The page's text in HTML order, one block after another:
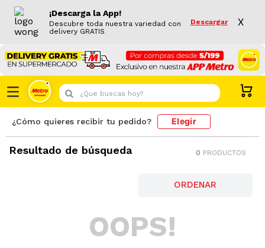
¡Descarga la App!
Descubre toda nuestra variedad con
delivery GRATIS
Descargar X
¿Que buscas hoy?
¿Cómo quieres recibir tu pedido? Elegir
Resultado de búsqueda 0 PRODUCTOS
OOPS!